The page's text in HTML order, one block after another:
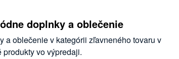
doplnky a oblečenie
a oblečenie v kategórii zľavneného tovaru v
vo výpredaji.